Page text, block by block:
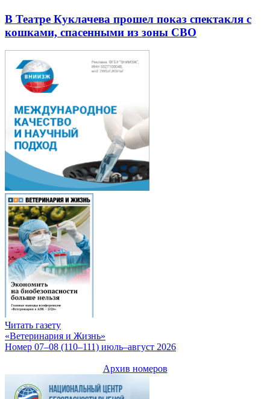
В Театре Куклачева прошел показ спектакля с
кошками, спасенными из зоны СВО
Читать газету
«Ветеринария и Жизнь»
Номер 07–08 (110–111) июль–август 2026
Архив номеров